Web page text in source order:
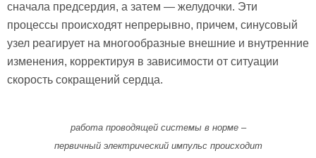
сначала предсердия, а затем — желудочки. Эти
процессы происходят непрерывно, причем, синусовый
узел реагирует на многообразные внешние и внутренние
изменения, корректируя в зависимости от ситуации
скорость сокращений сердца.
работа проводящей системы в норме –
первичный электрический импульс происходит